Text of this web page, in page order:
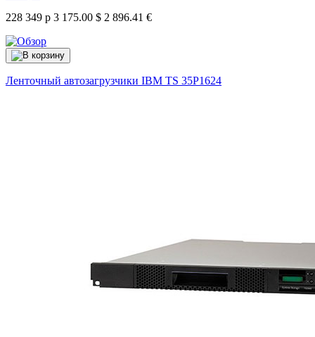
228 349 р 3 175.00 $ 2 896.41 €
Ленточный автозагрузчики IBM TS 35P1624